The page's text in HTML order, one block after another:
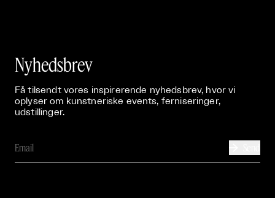
Nyhedsbrev
Få tilsendt vores inspirerende nyhedsbrev, hvor vi
oplyser om kunstneriske events, ferniseringer,
udstillinger.